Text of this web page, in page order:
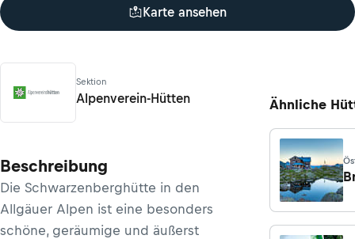
Karte ansehen
Sektion
Alpenverein-Hütten
Beschreibung
Die Schwarzenberghütte in den
Allgäuer Alpen ist eine besonders
schöne, geräumige und äußerst
Ähnliche